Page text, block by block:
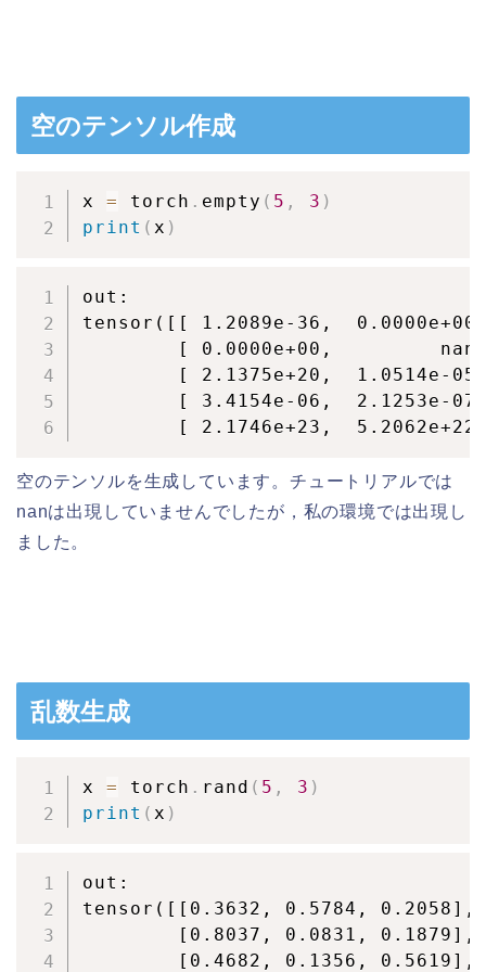
空のテンソル作成
x = torch . empty ( 5 , 3 )
print ( x )
out:
tensor([[ 1.2089e-36,
[ 0.0000e+00,
[ 2.1375e+20,  1.0514e-
[ 3.4154e-06,  2.1253e-
[ 2.1746e+23,
空のテンソルを生成しています。チュートリアルでは
nanは出現していませんでしたが，私の環境では出現し
ました。
乱数生成
x = torch . rand ( 5 , 3 )
print ( x )
out:
tensor([[0.3632, 0.5784, 0.2058],
        [0.8037, 0.0831, 0.1879],
        [0.4682, 0.1356, 0.5619],